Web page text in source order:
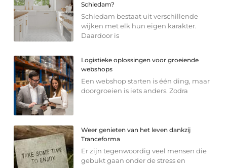
Schiedam?
Schiedam bestaat uit verschillende
wijken met elk hun eigen karakter.
Daardoor is
Logistieke oplossingen voor groeiende
webshops
Een webshop starten is één ding, maar
doorgroeien is iets anders. Zodra
Weer genieten van het leven dankzij
Tranceforma
Er zijn tegenwoordig veel mensen die
gebukt gaan onder de stress en